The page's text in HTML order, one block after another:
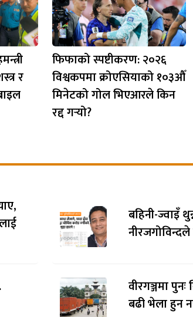
र
फिफाको स्पष्टीकरण: २०२६
विश्वकपमा क्रोएसियाको १०३औँ
मिनेटको गोल भिएआरले किन
रद्द गर्‍यो?
बहिनी-ज्वाइँ
नीरजगोविन्दले
वीरगञ्जमा
बढी भेला हुन